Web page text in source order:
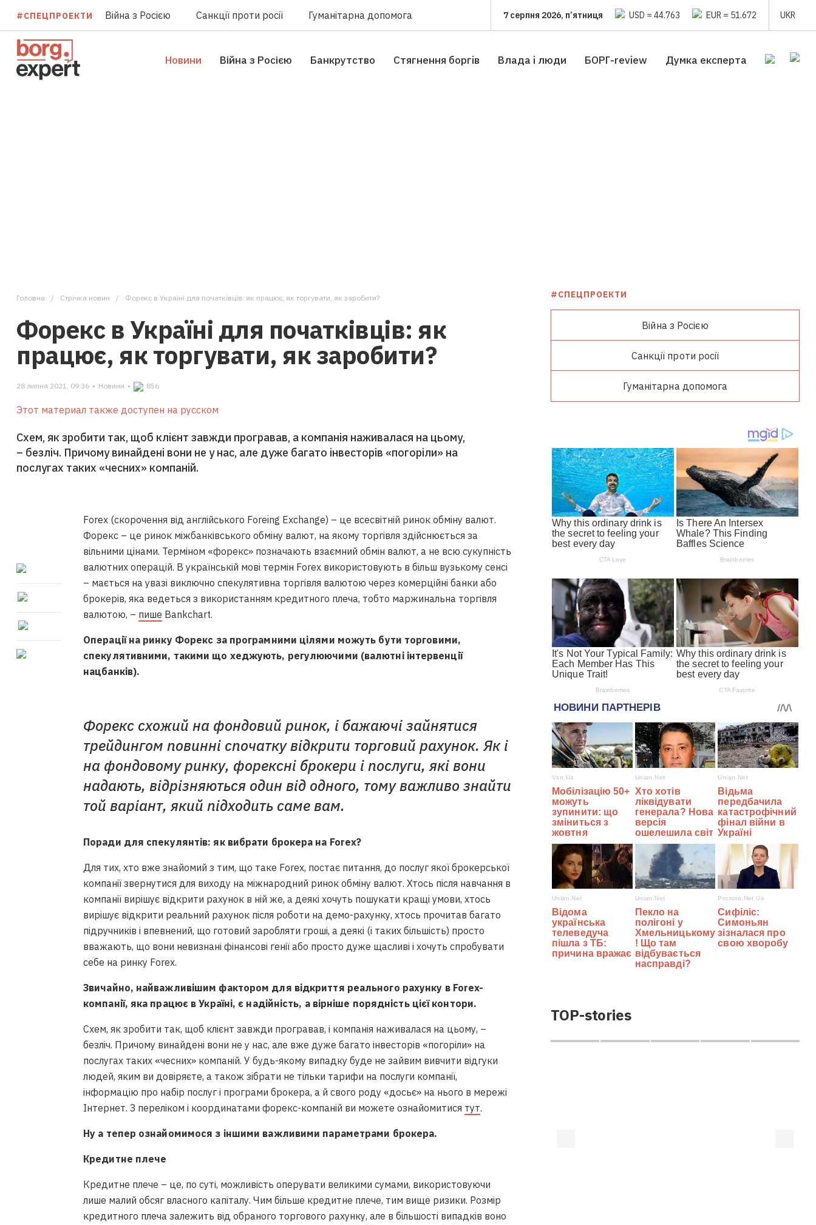
#СПЕЦПРОЕКТИ Війна з Росією Санкції проти росії Гуманітарна допомога 7 серпня 2026, п’ятниця USD = 44.763 EUR = 51.672 UKR
Новини Війна з Росією Банкрутство Стягнення боргiв Влада i люди БОРГ-review Думка експерта
Головна Стрічка новин Форекс в Україні для початківців: як працює, як торгувати, як заробити?
Форекс в Україні для початківців: як
працює, як торгувати, як заробити?
28 липня 2021, 09:36 • Новини • 856
Этот материал также доступен на русском
Схем, як зробити так, щоб клієнт завжди програвав, а компанія наживалася на цьому,
– безліч. Причому винайдені вони не у нас, але дуже багато інвесторів «погоріли» на
послугах таких «чесних» компаній.
Forex (скорочення від англійського Foreing Exchange) – це всесвітній ринок обміну валют.
Форекс – це ринок міжбанківського обміну валют, на якому торгівля здійснюється за
вільними цінами. Терміном «форекс» позначають взаємний обмін валют, а не всю сукупність
валютних операцій. В українській мові термін Forex використовують в більш вузькому сенсі
– мається на увазі виключно спекулятивна торгівля валютою через комерційні банки або
брокерів, яка ведеться з використанням кредитного плеча, тобто маржинальна торгівля
валютою, – пише Вankchart.
Операції на ринку Форекс за програмними цілями можуть бути торговими,
спекулятивними, такими що хеджують, регулюючими (валютні інтервенції
нацбанків).
Форекс схожий на фондовий ринок, і бажаючі зайнятися
трейдингом повинні спочатку відкрити торговий рахунок. Як і
на фондовому ринку, форексні брокери і послуги, які вони
надають, відрізняються один від одного, тому важливо знайти
той варіант, який підходить саме вам.
Поради для спекулянтів: як вибрати брокера на Forex?
Для тих, хто вже знайомий з тим, що таке Forex, постає питання, до послуг якої брокерської
компанії звернутися для виходу на міжнародний ринок обміну валют. Хтось після навчання в
компанії вирішує відкрити рахунок в ній же, а деякі хочуть пошукати кращі умови, хтось
вирішує відкрити реальний рахунок після роботи на демо-рахунку, хтось прочитав багато
підручників і впевнений, що готовий заробляти гроші, а деякі (і таких більшість) просто
вважають, що вони невизнані фінансові генії або просто дуже щасливі і хочуть спробувати
себе на ринку Forex.
Звичайно, найважливішим фактором для відкриття реального рахунку в Forex-
компанії, яка працює в Україні, є надійність, а вірніше порядність цієї контори.
Схем, як зробити так, щоб клієнт завжди програвав, і компанія наживалася на цьому, –
безліч. Причому винайдені вони не у нас, але вже дуже багато інвесторів «погоріли» на
послугах таких «чесних» компаній. У будь-якому випадку буде не зайвим вивчити відгуки
людей, яким ви довіряєте, а також зібрати не тільки тарифи на послуги компанії,
інформацію про набір послуг і програми брокера, а й свого роду «досьє» на нього в мережі
Інтернет. З переліком і координатами форекс-компаній ви можете ознайомитися тут.
Ну а тепер ознайомимося з іншими важливими параметрами брокера.
Кредитне плече
Кредитне плече – це, по суті, можливість оперувати великими сумами, використовуючи
лише малий обсяг власного капіталу. Чим більше кредитне плече, тим вище ризики. Розмір
кредитного плеча залежить від обраного торгового рахунку, але в більшості випадків воно
#СПЕЦПРОЕКТИ
Війна з Росією
Санкції проти росії
Гуманітарна допомога
TOP-stories